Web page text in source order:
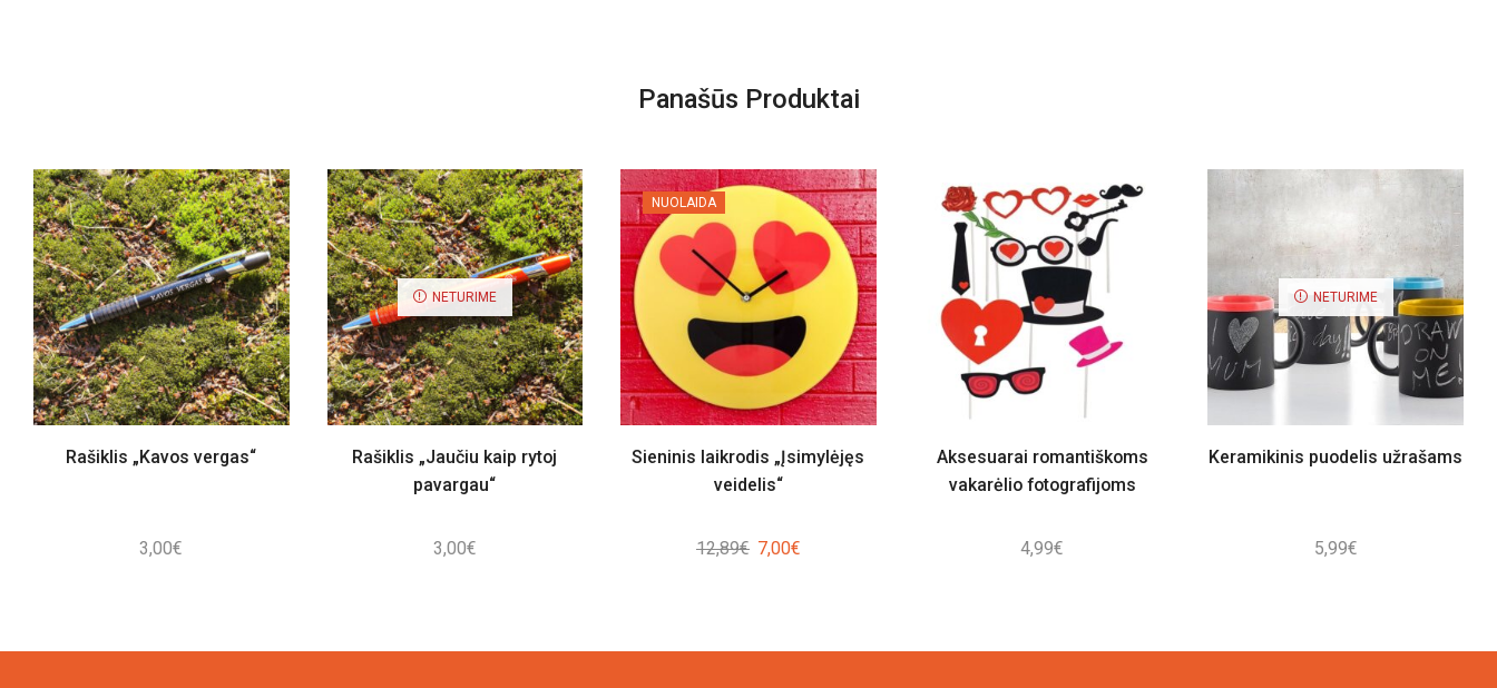
Panašūs Produktai
Rašiklis „Kavos vergas“
3,00€
NETURIME
Rašiklis „Jaučiu kaip rytoj
pavargau“
3,00€
NUOLAIDA
Sieninis laikrodis „Įsimylėjęs
veidelis“
12,89€ Original
7,00€Current
Aksesuarai romantiškoms
vakarėlio fotografijoms
4,99€
NETURIME
Keramikinis puodelis užrašams
5,99€